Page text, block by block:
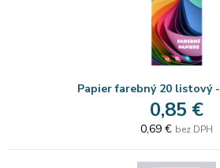
Papier farebný 20 listový-
0,85 €
0,69 € bez DPH